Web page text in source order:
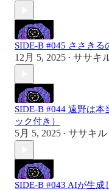
SIDE-B #045 ささき
12月 5, 2025 • ササキ
SIDE-B #044 遠野は
ック付き）
5月 5, 2025 • ササキ
SIDE-B #043 AIが生